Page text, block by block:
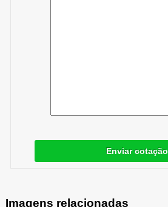
Enviar cotação
Imagens relacionadas